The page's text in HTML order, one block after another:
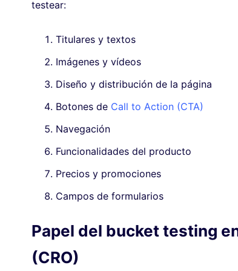
testear:
Titulares y textos
Imágenes y vídeos
Diseño y distribución de la página
Botones de Call to Action (CTA)
Navegación
Funcionalidades del producto
Precios y promociones
Campos de formularios
Papel del bucket testing
(CRO)